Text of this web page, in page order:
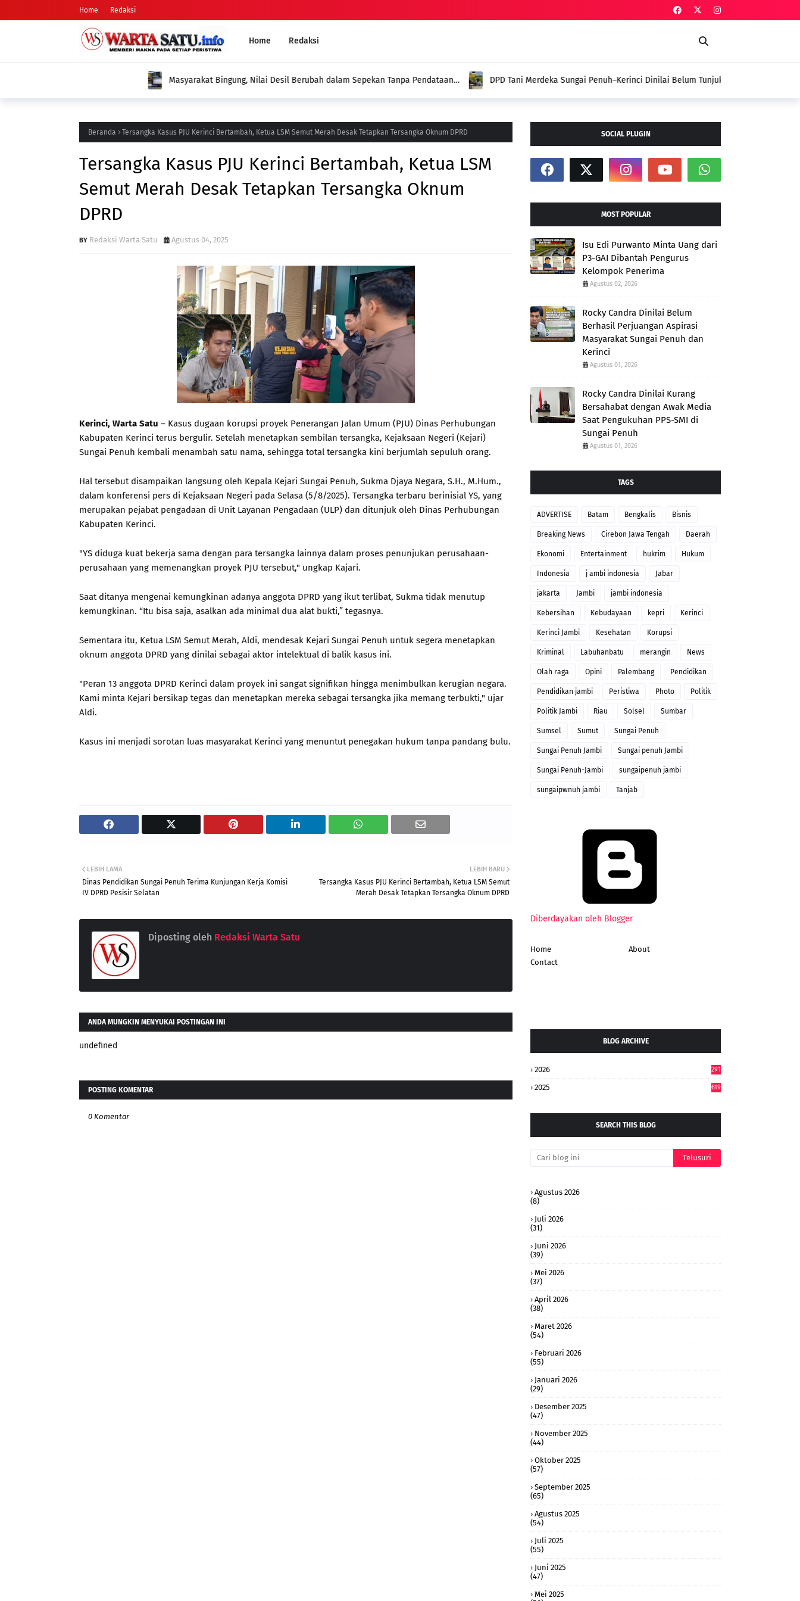
Home Redaksi
Home Redaksi
Masyarakat Bingung, Nilai Desil Berubah dalam Sepekan Tanpa Pendataan
Ulang, Dinas Sosial Diminta Beri Penjelasan
DPD Tani Merdeka Sungai Penuh–Kerinci Dinilai Belum Tunjukkan Gebrakan
Nyata dalam Memperjuangkan Aspirasi Petani
Beranda Tersangka Kasus PJU Kerinci Bertambah, Ketua LSM Semut Merah Desak Tetapkan Tersangka Oknum DPRD
Tersangka Kasus PJU Kerinci Bertambah, Ketua LSM
Semut Merah Desak Tetapkan Tersangka Oknum
DPRD
Redaksi Warta Satu Agustus 04, 2025
Kerinci, Warta Satu – Kasus dugaan korupsi proyek Penerangan Jalan Umum (PJU) Dinas Perhubungan
Kabupaten Kerinci terus bergulir. Setelah menetapkan sembilan tersangka, Kejaksaan Negeri (Kejari)
Sungai Penuh kembali menambah satu nama, sehingga total tersangka kini berjumlah sepuluh orang.
Hal tersebut disampaikan langsung oleh Kepala Kejari Sungai Penuh, Sukma Djaya Negara, S.H., M.Hum.,
dalam konferensi pers di Kejaksaan Negeri pada Selasa (5/8/2025). Tersangka terbaru berinisial YS, yang
merupakan pejabat pengadaan di Unit Layanan Pengadaan (ULP) dan ditunjuk oleh Dinas Perhubungan
Kabupaten Kerinci.
"YS diduga kuat bekerja sama dengan para tersangka lainnya dalam proses penunjukan perusahaan-
perusahaan yang memenangkan proyek PJU tersebut," ungkap Kajari.
Saat ditanya mengenai kemungkinan adanya anggota DPRD yang ikut terlibat, Sukma tidak menutup
kemungkinan. “Itu bisa saja, asalkan ada minimal dua alat bukti,” tegasnya.
Sementara itu, Ketua LSM Semut Merah, Aldi, mendesak Kejari Sungai Penuh untuk segera menetapkan
oknum anggota DPRD yang dinilai sebagai aktor intelektual di balik kasus ini.
"Peran 13 anggota DPRD Kerinci dalam proyek ini sangat signifikan hingga menimbulkan kerugian negara.
Kami minta Kejari bersikap tegas dan menetapkan mereka sebagai tersangka jika memang terbukti," ujar
Aldi.
Kasus ini menjadi sorotan luas masyarakat Kerinci yang menuntut penegakan hukum tanpa pandang bulu.
LEBIH BARU
Tersangka Kasus PJU Kerinci Bertambah, Ketua LSM Semut
Merah Desak Tetapkan Tersangka Oknum DPRD
LEBIH LAMA
Dinas Pendidikan Sungai Penuh Terima Kunjungan Kerja Komisi
IV DPRD Pesisir Selatan
Diposting oleh Redaksi Warta Satu
ANDA MUNGKIN MENYUKAI POSTINGAN INI
undefined
POSTING KOMENTAR
0 Komentar
SOCIAL PLUGIN
MOST POPULAR
Isu Edi Purwanto Minta Uang dari
P3-GAI Dibantah Pengurus
Kelompok Penerima
Agustus 02, 2026
Rocky Candra Dinilai Belum
Berhasil Perjuangan Aspirasi
Masyarakat Sungai Penuh dan
Kerinci
Agustus 01, 2026
Rocky Candra Dinilai Kurang
Bersahabat dengan Awak Media
Saat Pengukuhan PPS-SMI di
Sungai Penuh
Agustus 01, 2026
TAGS
ADVERTISE Batam Bengkalis Bisnis
Breaking News Cirebon Jawa Tengah Daerah
Ekonomi Entertainment hukrim Hukum
Indonesia j ambi indonesia Jabar
jakarta Jambi jambi indonesia
Kebersihan Kebudayaan kepri Kerinci
Kerinci Jambi Kesehatan Korupsi
Kriminal Labuhanbatu merangin News
Olah raga Opini Palembang Pendidikan
Pendidikan jambi Peristiwa Photo Politik
Politik Jambi Riau Solsel Sumbar
Sumsel Sumut Sungai Penuh
Sungai Penuh Jambi Sungai penuh Jambi
Sungai Penuh-Jambi sungaipenuh jambi
sungaipwnuh jambi Tanjab
Diberdayakan oleh Blogger
Home
About
Contact
BLOG ARCHIVE
2026 291
2025 619
SEARCH THIS BLOG
Agustus 2026
(8)
Juli 2026
(31)
Juni 2026
(39)
Mei 2026
(37)
April 2026
(38)
Maret 2026
(54)
Februari 2026
(55)
Januari 2026
(29)
Desember 2025
(47)
November 2025
(44)
Oktober 2025
(57)
September 2025
(65)
Agustus 2025
(54)
Juli 2025
(55)
Juni 2025
(47)
Mei 2025